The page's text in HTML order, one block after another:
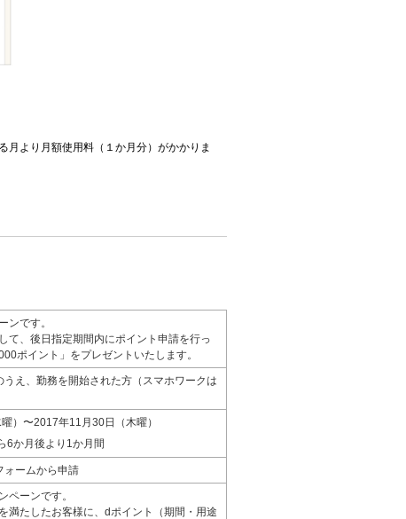
月より月額使用料（１か月分）がかかりま
ンです。
て、後日指定期間内にポイント申請を行っ
ポイント」をプレゼントいたします。
え、勤務を開始された方（スマホワークは
）〜2017年11月30日（木曜）
6か月後より1か月間
ォームから申請
ペーンです。
満たしたお客様に、dポイント（期間・用途